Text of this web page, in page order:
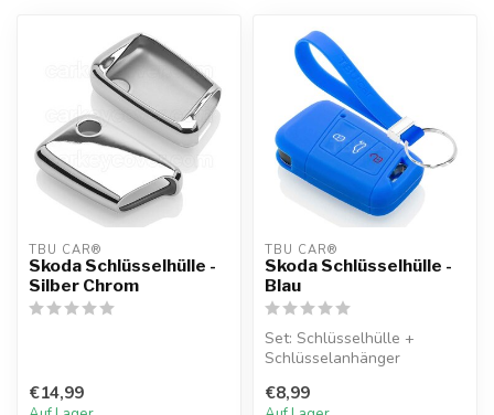
TBU CAR®
Skoda Schlüsselhülle -
Silber Chrom
€14,99
TBU CAR®
Skoda Schlüsselhülle -
Blau
Set: Schlüsselhülle +
Schlüsselanhänger
€8,99